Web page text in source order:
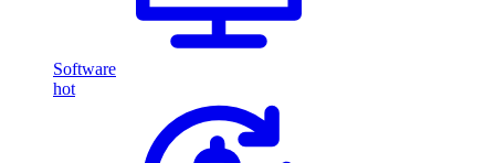
Software
hot